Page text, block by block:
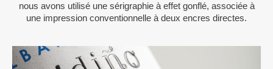
nous avons utilisé une sérigraphie à effet gonflé, associée à
une impression conventionnelle à deux encres directes.